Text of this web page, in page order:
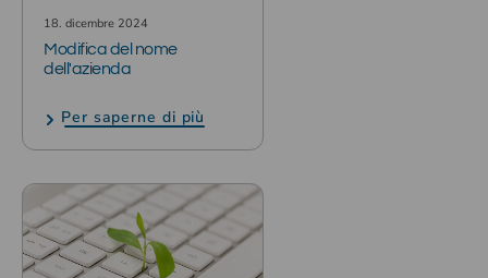
18. dicembre 2024
Modifica del nome
dell'azienda
Per saperne di più